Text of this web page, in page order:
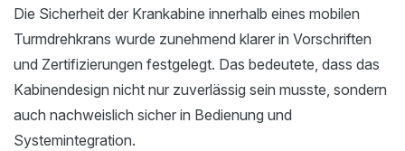
Die Sicherheit der Krankabine innerhalb eines mobilen
Turmdrehkrans wurde zunehmend klarer in Vorschriften
und Zertifizierungen festgelegt. Das bedeutete, dass das
Kabinendesign nicht nur zuverlässig sein musste, sondern
auch nachweislich sicher in Bedienung und
Systemintegration.